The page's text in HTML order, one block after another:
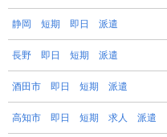
静岡 短期 即日 派遣
長野 即日 短期 派遣
酒田市 即日 短期 派遣
高知市 即日 短期 求人 派遣